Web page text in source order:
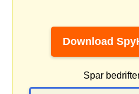
Download
Spar